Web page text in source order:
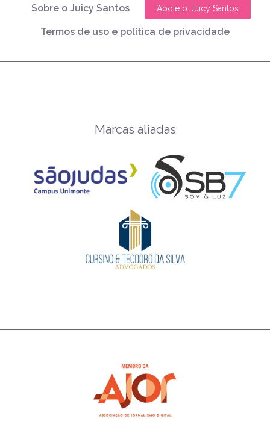
Sobre o Juicy Santos Apoie o Juicy Santos
Termos de uso e política de privacidade
Marcas aliadas